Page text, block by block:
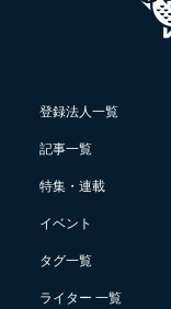
登録法人一覧
記事一覧
特集・連載
イベント
タグ一覧
ライター 一覧